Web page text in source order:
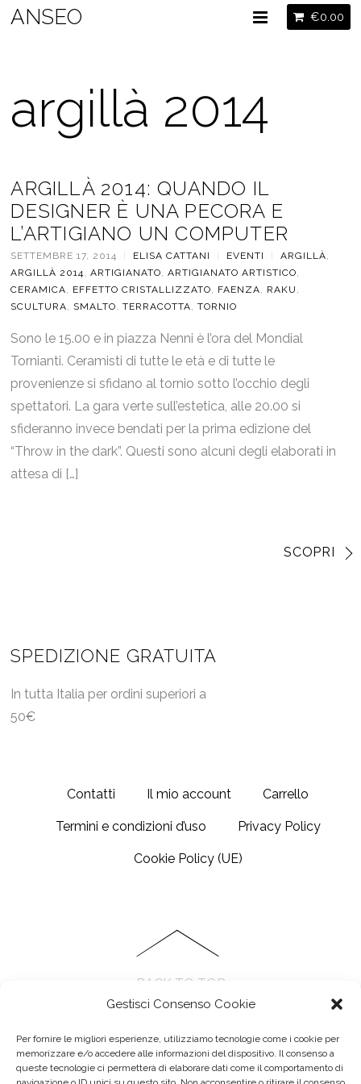
Gestisci Consenso Cookie
Per fornire le migliori esperienze, utilizziamo tecnologie come i cookie per
memorizzare e/o accedere alle informazioni del dispositivo. Il consenso a
queste tecnologie ci permetterà di elaborare dati come il comportamento di
ANSEO €0.00
argillà 2014
ARGILLÀ 2014: QUANDO IL
DESIGNER È UNA PECORA E
L’ARTIGIANO UN COMPUTER
SETTEMBRE 17, 2014 ELISA CATTANI EVENTI ARGILLÀ,
ARGILLÀ 2014,ARTIGIANATO,ARTIGIANATO ARTISTICO,
CERAMICA, EFFETTO CRISTALLIZZATO, FAENZA, RAKU ,
SCULTURA, SMALTO,TERRACOTTA,TORNIO
Sono le 15.00 e in piazza Nenni è l’ora del Mondial
Tornianti. Ceramisti di tutte le età e di tutte le
provenienze si sfidano al tornio sotto l’occhio degli
spettatori. La gara verte sull’estetica, alle 20.00 si
sfideranno invece bendati per la prima edizione del
“Throw in the dark”. Questi sono alcuni degli elaborati in
attesa di […]
SCOPRI
SPEDIZIONE GRATUITA
In tutta Italia per ordini superiori a
50€
Contatti Il mio account Carrello
Termini e condizioni d’uso Privacy Policy
Cookie Policy (UE)
BACK TO TOP